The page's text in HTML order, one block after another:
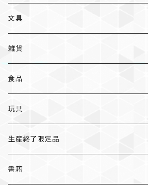
入浴料
スリッパ
ぬいぐるみ
ラーメン
カレー
文具
ペンケース
メモパッド
入浴料
ガチャガチャ
NAMIKO
オトンノアトリエ
むらまつしおり
ますこえり
柳原良平
荒井良二
愛知
岐阜
三重
静岡
文具
ポストカード/カード
クリアファイル
レターセット
そえぶみ箋/遊び箋/小文箋
そえぶみ箋
ポチ袋
雑貨
猫ちゃんアルファベットチャーム
A
B
入浴料
ガチャガチャ
ピンバッジ/缶バッジ
食品
カレー
ラーメン
お菓子
玩具
生産終了限定品
書籍